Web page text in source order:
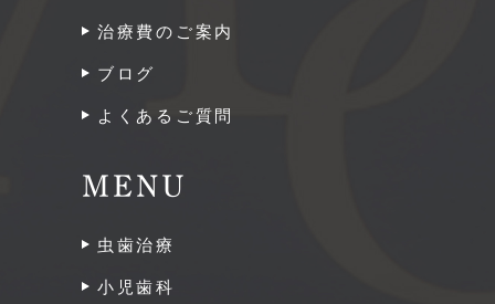
治療費のご案内
ブログ
よくあるご質問
MENU
虫歯治療
小児歯科